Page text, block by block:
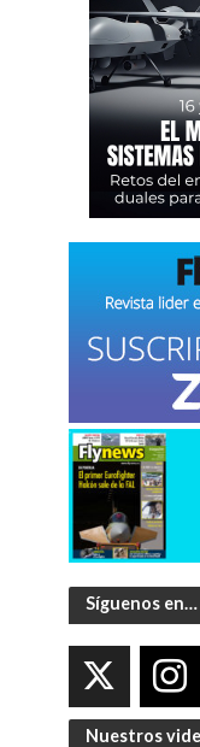
Síguenos en…
Nuestros